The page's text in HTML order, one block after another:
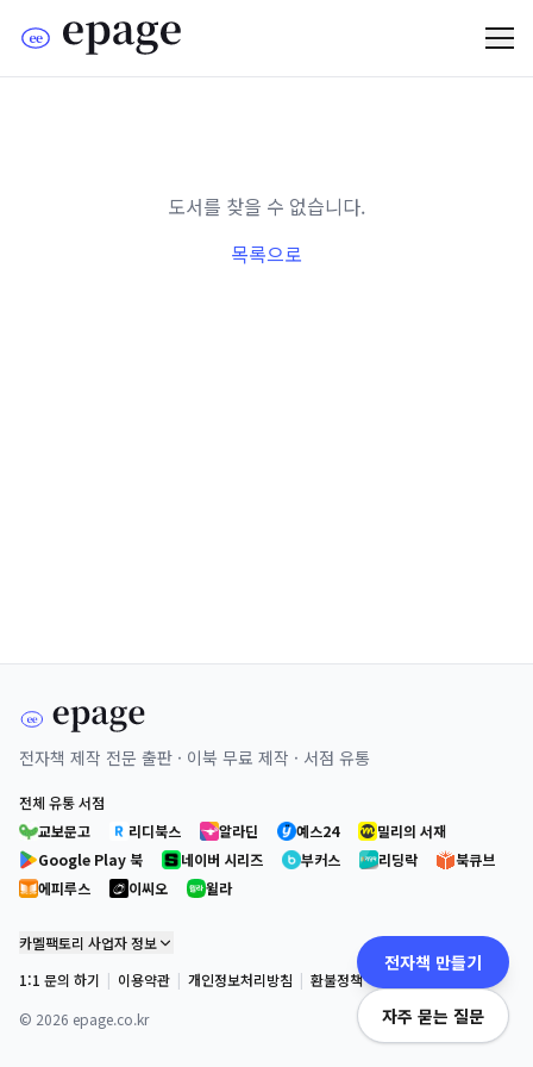
도서를 찾을 수 없습니다.
목록으로
전자책 제작 전문 출판 · 이북 무료 제작 · 서점 유통
전체 유통 서점
교보문고
리디북스 알라딘 예스24
밀리의 서재
Google Play 북
네이버 시리즈 부커스 리딩락
북큐브
에피루스
이씨오 윌라
카멜팩토리 사업자 정보
1:1 문의 하기 | 이용약관 | 개인정보처리방침 | 환불정책
© 2026 epage.co.kr
전자책 만들기
자주 묻는 질문